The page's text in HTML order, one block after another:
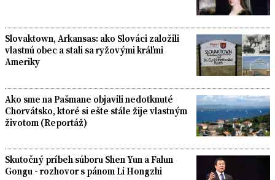
Slovaktown, Arkansas: ako Slováci založili
vlastnú obec a stali sa ryžovými kráľmi
Ameriky
Ako sme na Pašmane objavili nedotknuté
Chorvátsko, ktoré si ešte stále žije vlastným
životom (Reportáž)
Skutočný príbeh súboru Shen Yun a Falun
Gongu - rozhovor s pánom Li Hongzhi